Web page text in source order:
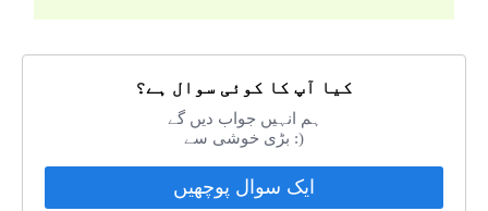
کیا آپ کا کوئی سوال ہے؟
ہم انہیں جواب دیں گے
بڑی خوشی سے :)
ایک سوال پوچھیں